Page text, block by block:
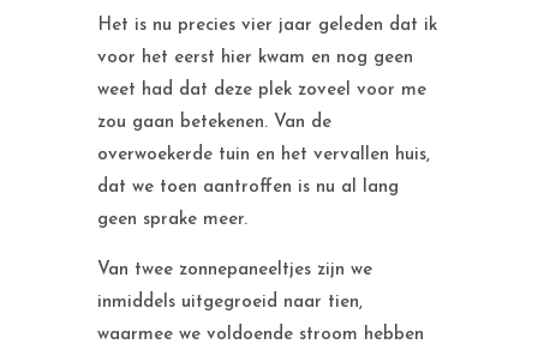
Het is nu precies vier jaar geleden dat ik
voor het eerst hier kwam en nog geen
weet had dat deze plek zoveel voor me
zou gaan betekenen. Van de
overwoekerde tuin en het vervallen huis,
dat we toen aantroffen is nu al lang
geen sprake meer.
Van twee zonnepaneeltjes zijn we
inmiddels uitgegroeid naar tien,
waarmee we voldoende stroom hebben